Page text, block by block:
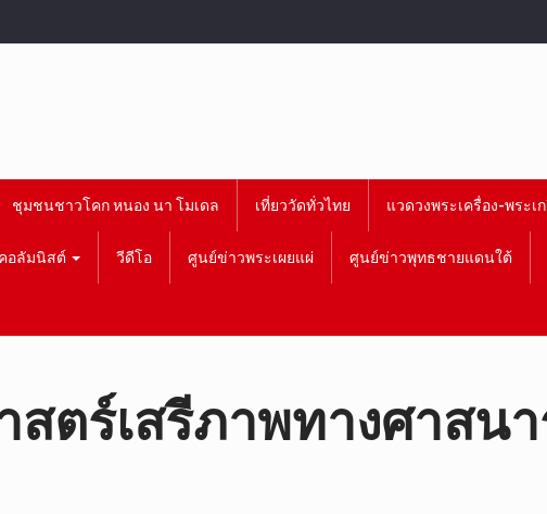
ชุมชนชาวโคก หนอง นา โมเดล เที่ยววัดทั่วไทย แวดวงพระเครื่อง-พระเ
คอลัมนิสต์ วีดีโอ ศูนย์ข่าวพระเผยแผ่ ศูนย์ข่าวพุทธชายแดนใต้
สตร์เสรีภาพทางศาสน